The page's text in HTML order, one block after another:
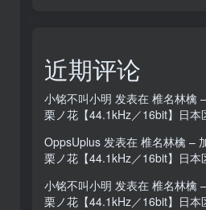
近期评论
小铭不叫小明 发表在 椎名林檎
栗ノ花【44.1kHz／16bit】日本
OppsUplus 发表在 椎名林檎 –
栗ノ花【44.1kHz／16bit】日本
小铭不叫小明 发表在 椎名林檎
栗ノ花【44.1kHz／16bit】日本